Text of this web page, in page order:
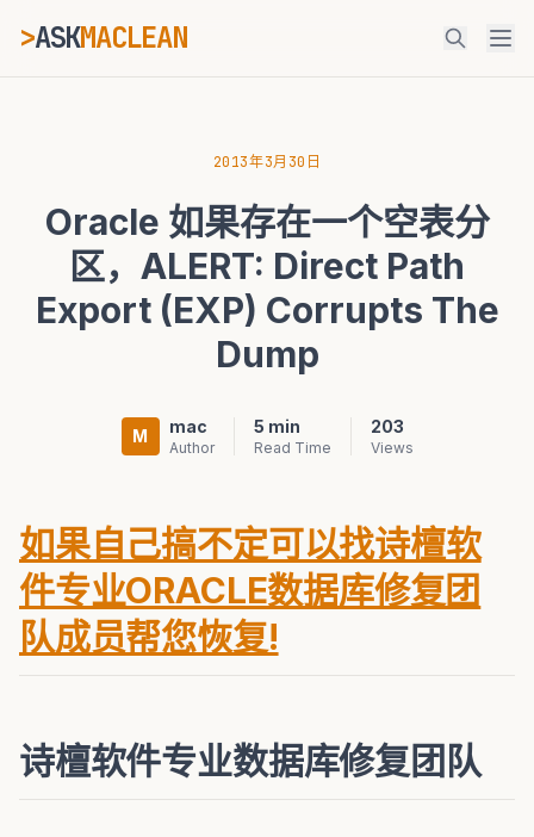
>ASKMACLEAN
⌘K Ctrl+K
2013年3月30日
Oracle 如果存在一个空表分
区，ALERT: Direct Path
Export (EXP) Corrupts The
Dump
M mac
Author
5 min
Read Time
203
Views
如果自己搞不定可以找诗檀软
件专业ORACLE数据库修复团
队成员帮您恢复!
诗檀软件专业数据库修复团队